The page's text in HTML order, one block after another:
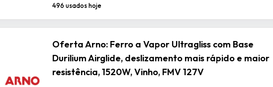
496 usados hoje
Oferta Arno: Ferro a Vapor Ultragliss com Base
Durilium Airglide, deslizamento mais rápido e maior
resistência, 1520W, Vinho, FMV 127V